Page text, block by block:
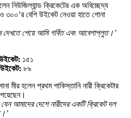
নিউজিল্যান্ড ক্রিকেটের এক অবিচ্ছেদ্য
৩০০’র বেশি উইকেট নেওয়া হাতে গোনা
দেখতে পেয়ে আমি গর্বিত এবং আবেগাপ্লুত।’
১৫১
উইকেট: ৮৯
মীর হলেন প্রথম পাকিস্তানি নারী ক্রিকেটার
আমাদের দেশে নারীদের একটি ক্রিকেট দল